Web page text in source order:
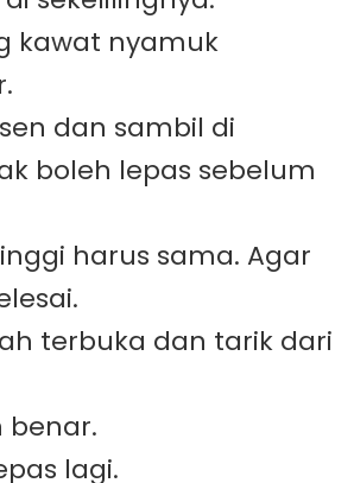
kawat nyamuk
dan sambil di
boleh lepas sebelum
harus sama. Agar
terbuka dan tarik dari
benar.
lagi.